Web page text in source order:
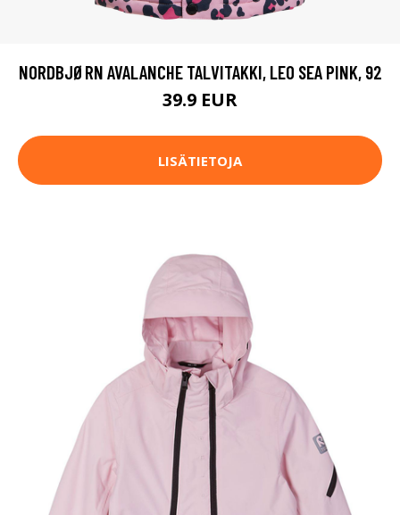
NORDBJØRN AVALANCHE TALVITAKKI, LEO SEA PINK, 92
39.9 EUR
LISÄTIETOJA